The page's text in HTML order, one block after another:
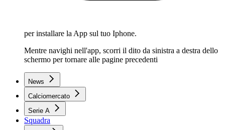
per installare la App sul tuo Iphone.
Mentre navighi nell'app, scorri il dito da sinistra a destra dello
schermo per tornare alle pagine precedenti
News
Calciomercato
Serie A
Squadra